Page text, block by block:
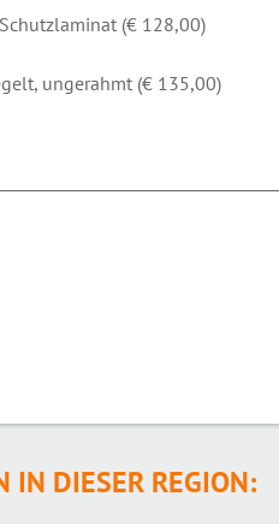
(€ 128,00)
ungerahmt (€ 135,00)
IN DIESER REGION: